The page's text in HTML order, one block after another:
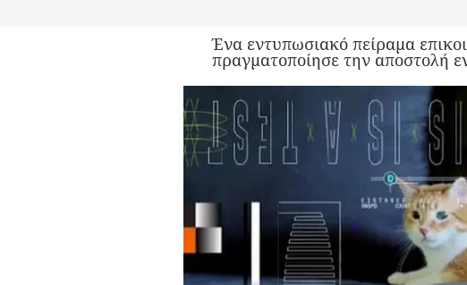
Ένα εντυπωσιακό πείραμα
πραγματοποίησε την αποστολή